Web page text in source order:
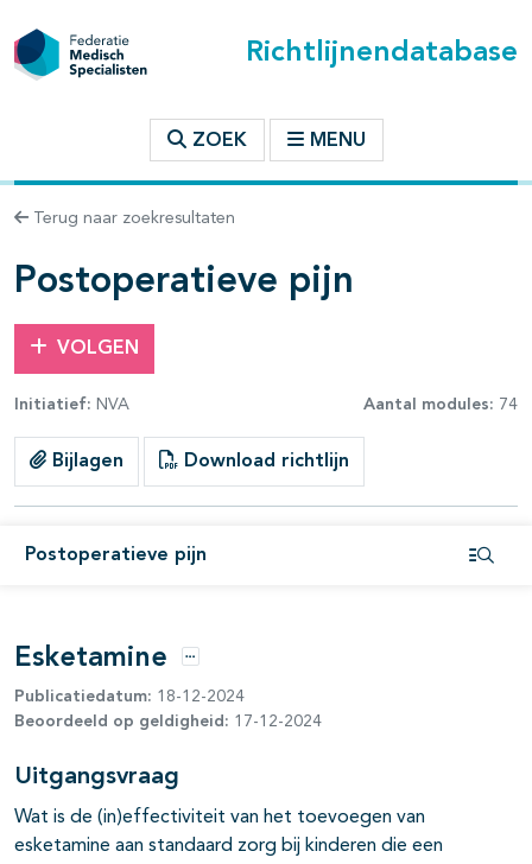
Richtlijnendatabase
ZOEK MENU
Terug naar zoekresultaten
Postoperatieve pijn
VOLGEN
Initiatief: NVA Aantal modules: 74
Bijlagen Download richtlijn
Postoperatieve pijn
binnen deze richtlijn
open- en dichtklappen
open- en dichtklappen
open- en dichtklappen
open- en dichtklappen
open- en dichtklappen
open- en dichtklappen
Esketamine Opties
Publicatiedatum: 18-12-2024
Beoordeeld op geldigheid: 17-12-2024
Uitgangsvraag
Wat is de (in)effectiviteit van het toevoegen van
esketamine aan standaard zorg bij kinderen die een